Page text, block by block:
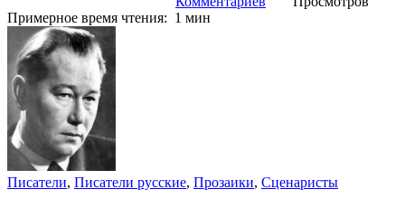
Примерное время чтения: 1 мин
Писатели, Писатели русские, Прозаики, Сценаристы